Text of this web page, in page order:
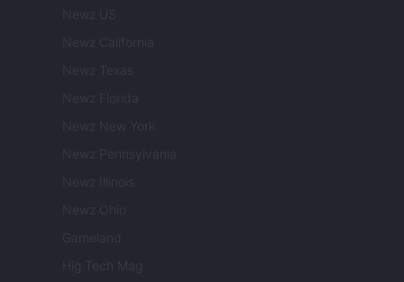
Newz US
Newz California
Newz Texas
Newz Florida
Newz New York
Newz Pennsylvania
Newz Illinois
Newz Ohio
Gameland
Hig Tech Mag